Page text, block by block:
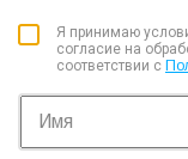
Я принимаю
согласие на
соответствии с